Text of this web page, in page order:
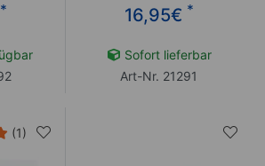
* 16,95€ *
Sofort lieferbar
Art-Nr. 21291
(1)